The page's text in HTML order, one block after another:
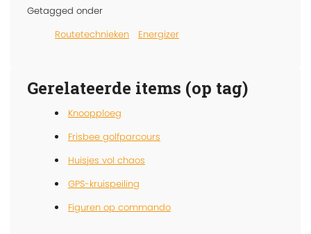
Getagged onder
Routetechnieken
Energizer
Gerelateerde items (op tag)
Knoopploeg
Frisbee golfparcours
Huisjes vol chaos
GPS-kruispeiling
Figuren op commando